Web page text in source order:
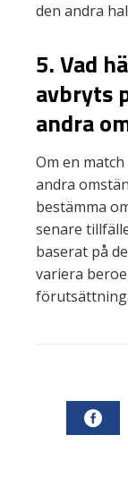
den andra
5. Vad
avbryts
andra
Om en
andra
bestämma
senare
baserat på
variera